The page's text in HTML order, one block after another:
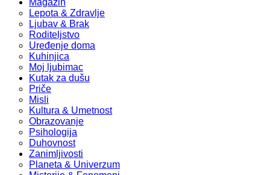
Magazin
Lepota & Zdravlje
Ljubav & Brak
Roditeljstvo
Uređenje doma
Kuhinjica
Moj ljubimac
Kutak za dušu
Priče
Misli
Kultura & Umetnost
Obrazovanje
Psihologija
Duhovnost
Zanimljivosti
Planeta & Univerzum